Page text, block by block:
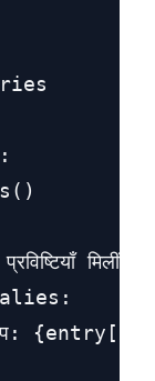
मिलीं:")